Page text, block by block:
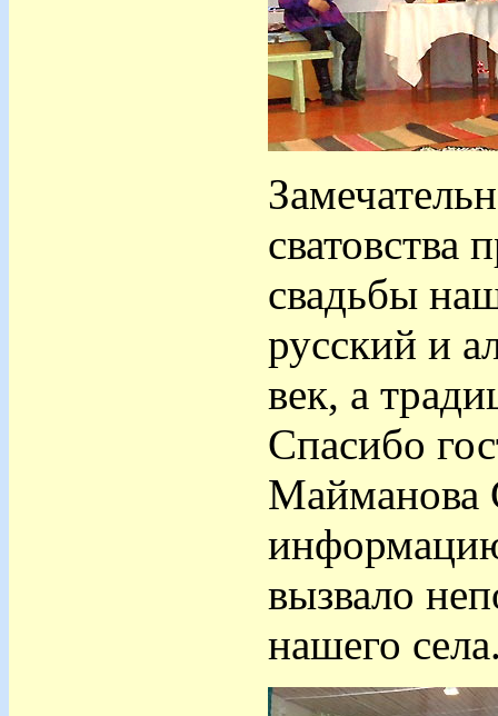
сватовства
свадьбы
русский и
век, а
Спасибо
Майманова
вызвало
нашего